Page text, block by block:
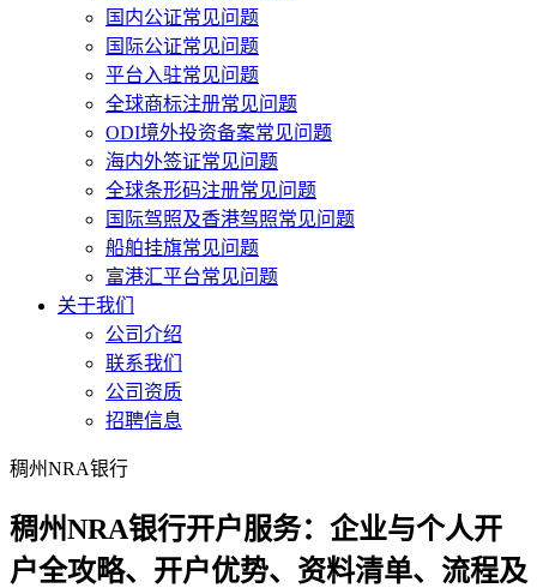
国内公证常见问题
国际公证常见问题
平台入驻常见问题
全球商标注册常见问题
ODI境外投资备案常见问题
海内外签证常见问题
全球条形码注册常见问题
国际驾照及香港驾照常见问题
船舶挂旗常见问题
富港汇平台常见问题
关于我们
公司介绍
联系我们
公司资质
招聘信息
稠州NRA银行
稠州NRA银行开户服务：企业与个人开
户全攻略、开户优势、资料清单、流程及